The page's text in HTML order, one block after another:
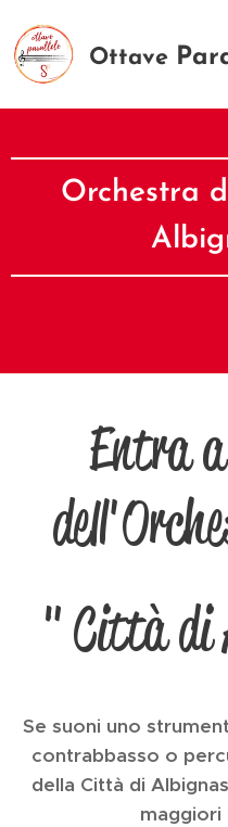
Ottave
Orchestra
Entra
" Città di
Se suoni uno
contrabbasso o
della Città di
maggiori